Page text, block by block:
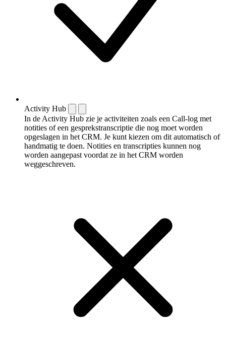
Activity Hub
In de Activity Hub zie je activiteiten zoals een Call-log met
notities of een gespreks­transcriptie die nog moet worden
opgeslagen in het CRM. Je kunt kiezen om dit automatisch of
handmatig te doen. Notities en transcripties kunnen nog
worden aangepast voordat ze in het CRM worden
weggeschreven.